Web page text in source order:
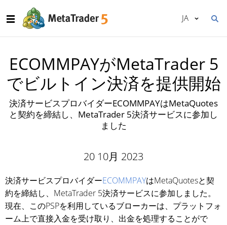
JA
ECOMMPAYがMetaTrader 5
でビルトイン決済を提供開始
決済サービスプロバイダーECOMMPAYはMetaQuotes
と契約を締結し、MetaTrader 5決済サービスに参加し
ました
20 10月 2023
決済サービスプロバイダーECOMMPAYはMetaQuotesと契
約を締結し、MetaTrader 5決済サービスに参加しました。
現在、このPSPを利用しているブローカーは、プラットフォ
ーム上で直接入金を受け取り、出金を処理することがで